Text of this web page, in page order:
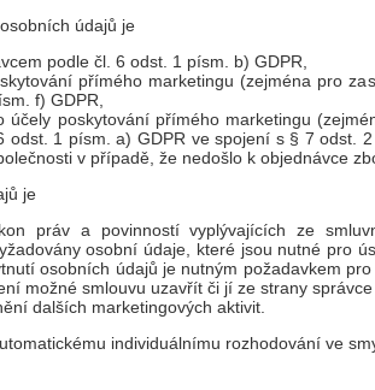
údajů je
podle čl. 6 odst. 1 písm. b) GDPR,
přímého marketingu (zejména pro
f) GDPR,
účely poskytování přímého marketingu
odst. 1 písm. a) GDPR ve spojení s § 7 odst.
v případě, že nedošlo k objednávce
je
práv a povinností vyplývajících ze
osobní údaje, které jsou nutné pro
osobních údajů je nutným požadavkem
možné smlouvu uzavřít či jí ze strany správce
dalších marketingových aktivit.
individuálnímu rozhodování ve